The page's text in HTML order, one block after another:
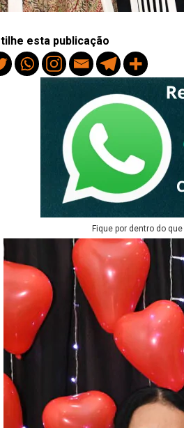
esta publicação
Fique por dentro do